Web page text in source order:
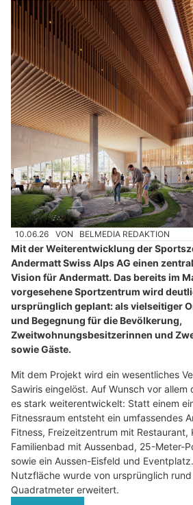
10.06.26 VON BELMEDIA REDAKTION
Mit der Weiterentwicklung der
Andermatt Swiss Alps AG einen
Vision für Andermatt. Das bereits im
vorgesehene Sportzentrum wird
ursprünglich geplant: als vielseitiger
und Begegnung für die Bevölkerung,
Zweitwohnungsbesitzerinnen und
sowie Gäste.
Mit dem Projekt wird ein wesentliches
Sawiris eingelöst. Auf Wunsch vor
es stark weiterentwickelt: Statt einem
Fitnessraum entsteht ein umfassendes
Fitness, Freizeitzentrum mit Restaurant,
Familienbad mit Aussenbad, 25-Meter-
sowie ein Aussen-Eisfeld und
Nutzfläche wurde von ursprünglich rund
Quadratmeter erweitert.